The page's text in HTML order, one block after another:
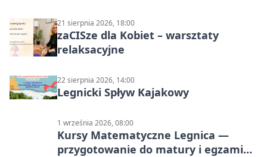
21 sierpnia 2026, 18:00
zaCISze dla Kobiet – warsztaty
relaksacyjne
22 sierpnia 2026, 14:00
Legnicki Spływ Kajakowy
1 września 2026, 08:00
Kursy Matematyczne Legnica —
przygotowanie do matury i egzaminu